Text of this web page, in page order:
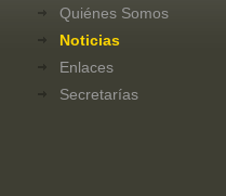
Quiénes Somos
Noticias
Enlaces
Secretarías